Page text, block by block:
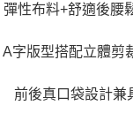
彈性布料+舒適後腰
A字版型搭配立體剪
前後真口袋設計兼